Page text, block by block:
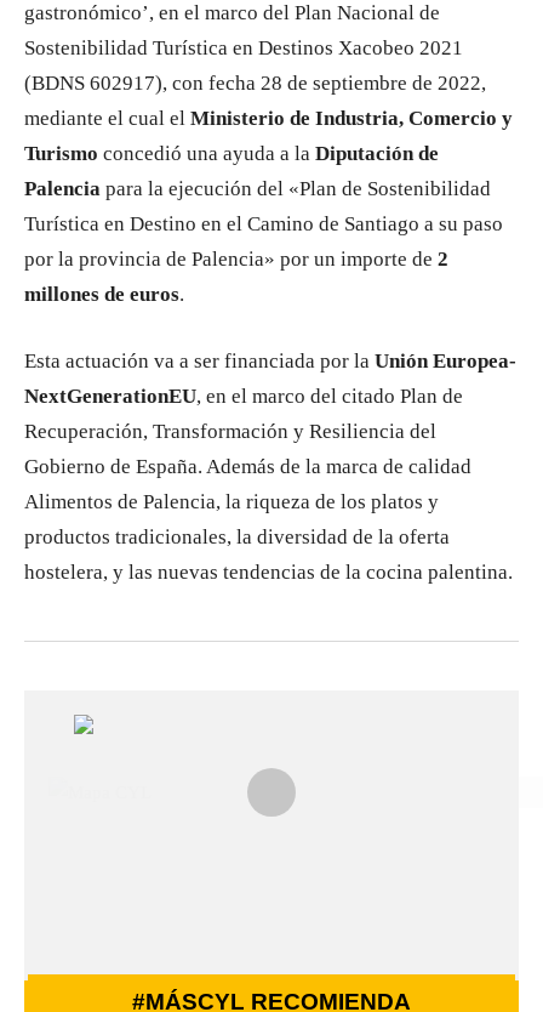
gastronómico’, en el marco del Plan Nacional de
Sostenibilidad Turística en Destinos Xacobeo 2021
(BDNS 602917), con fecha 28 de septiembre de 2022,
mediante el cual el Ministerio de Industria, Comercio y
Turismo concedió una ayuda a la Diputación de
Palencia para la ejecución del «Plan de Sostenibilidad
Turística en Destino en el Camino de Santiago a su paso
por la provincia de Palencia» por un importe de 2
millones de euros.
Esta actuación va a ser financiada por la Unión Europea-
NextGenerationEU, en el marco del citado Plan de
Recuperación, Transformación y Resiliencia del
Gobierno de España. Además de la marca de calidad
Alimentos de Palencia, la riqueza de los platos y
productos tradicionales, la diversidad de la oferta
hostelera, y las nuevas tendencias de la cocina palentina.
#MÁSCYL RECOMIENDA